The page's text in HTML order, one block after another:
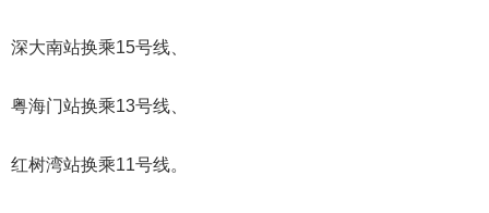
深大南站换乘15号线、
粤海门站换乘13号线、
红树湾站换乘11号线。